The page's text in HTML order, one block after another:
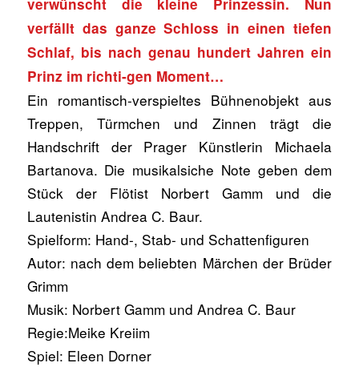
verfällt das ganze Schloss in einen tiefen
Schlaf, bis nach genau hundert Jahren ein
Prinz im richti-gen Moment…
Ein romantisch-verspieltes Bühnenobjekt aus
Treppen, Türmchen und Zinnen trägt die
Handschrift der Prager Künstlerin Michaela
Bartanova. Die musikalsiche Note geben dem
Stück der Flötist Norbert Gamm und die
Lautenistin Andrea C. Baur.
Spielform: Hand-, Stab- und Schattenfiguren
Autor: nach dem beliebten Märchen der Brüder
Grimm
Musik: Norbert Gamm und Andrea C. Baur
Regie:Meike Kreiim
Spiel: Eleen Dorner